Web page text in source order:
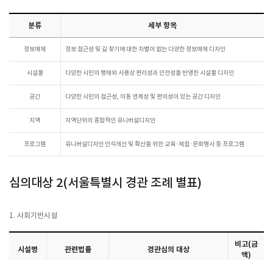
분류 세부 항목
정보매체 정보 접근성 및 길 찾기에 대한 차별이 없는 다양한 정보매체 디자인
시설물 다양한 시민의 행태와 사용상 편리성과 안전성을 반영한 시설물 디자인
공간 다양한 시민의 접근성, 이동 연계성 및 편의성이 있는 공간 디자인
지역 지역단위의 종합적인 유니버설디자인
프로그램 유니버설디자인 인식개선 및 확산을 위한 교육·체험·문화행사 등 프로그램
심의대상 2(서울특별시 경관 조례 별표)
1. 사회기반시설
시설명 관련법률 경관심의 대상
비고(금
액)